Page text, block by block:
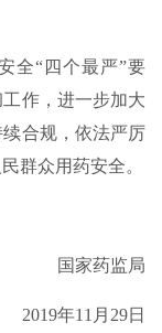
全“四个最严”要
作，进一步加大
合规，依法严厉
群众用药安全。
国家药监局
2019年11月29日